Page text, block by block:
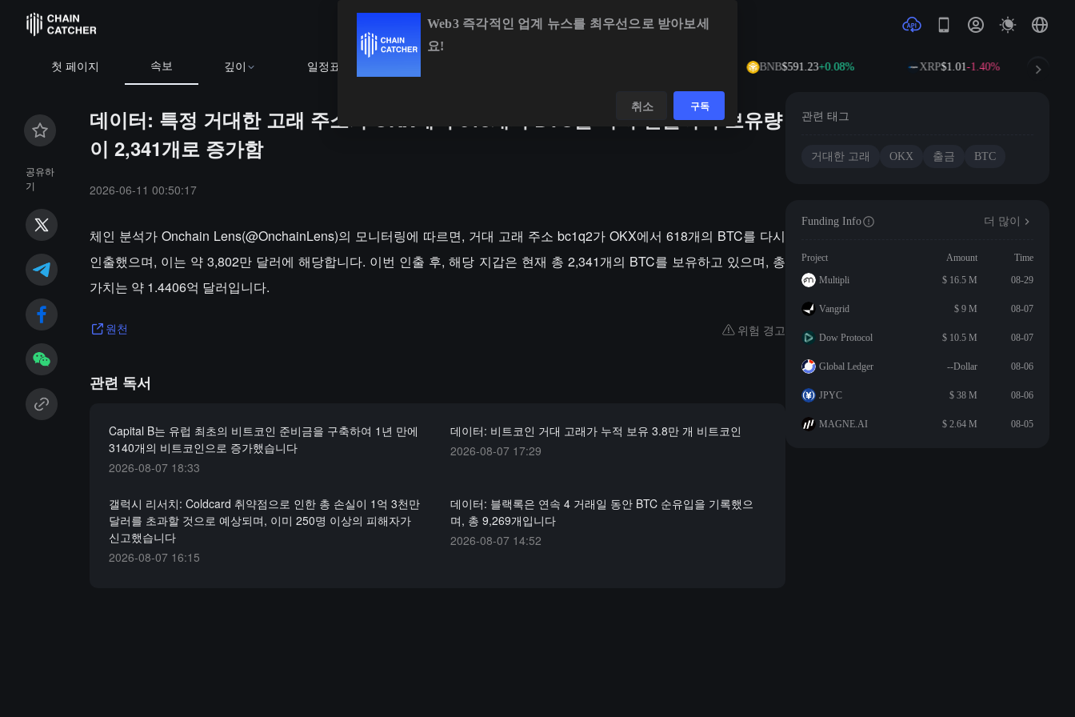
첫 페이지 속보 깊이 일정표 BNB$591.23+0.08% XRP$1.01-1.40%
공유하
기
데이터: 특정 거대한 고래 주소가 OKX에서 618개의 BTC를 다시 인출하여 보유량
이 2,341개로 증가함
2026-06-11 00:50:17
체인 분석가 Onchain Lens(@OnchainLens)의 모니터링에 따르면, 거대 고래 주소 bc1q2가 OKX에서 618개의 BTC를 다시
인출했으며, 이는 약 3,802만 달러에 해당합니다. 이번 인출 후, 해당 지갑은 현재 총 2,341개의 BTC를 보유하고 있으며, 총
가치는 약 1.4406억 달러입니다.
원천 위험 경고
관련 독서
Capital B는 유럽 최초의 비트코인 준비금을 구축하여 1년 만에
3140개의 비트코인으로 증가했습니다
2026-08-07 18:33
데이터: 비트코인 거대 고래가 누적 보유 3.8만 개 비트코인
2026-08-07 17:29
갤럭시 리서치: Coldcard 취약점으로 인한 총 손실이 1억 3천만
달러를 초과할 것으로 예상되며, 이미 250명 이상의 피해자가
신고했습니다
2026-08-07 16:15
데이터: 블랙록은 연속 4 거래일 동안 BTC 순유입을 기록했으
며, 총 9,269개입니다
2026-08-07 14:52
관련 태그
거대한 고래 OKX 출금 BTC
Funding Info 더 많이
Project Amount
Time
Multipli
$ 16.5 M 08-29
Vangrid $ 9 M 08-07
Dow Protocol $ 10.5 M 08-07
Global Ledger --Dollar 08-06
JPYC $ 38 M 08-06
MAGNE.AI $ 2.64 M 08-05
Web3 즉각적인 업계 뉴스를 최우선으로 받아보세
요!
취소 구독